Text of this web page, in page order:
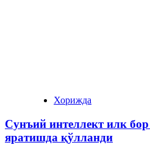
Хорижда
Сунъий интеллект илк бор
яратишда қўлланди